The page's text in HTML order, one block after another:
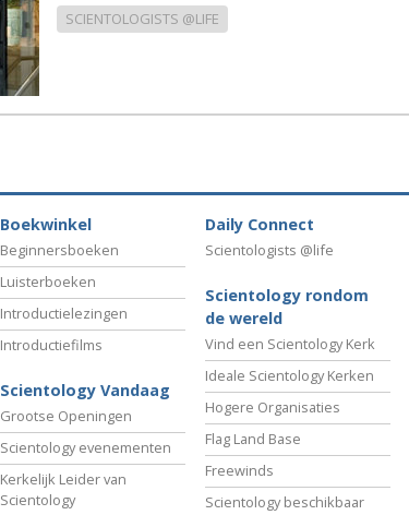
SCIENTOLOGISTS @LIFE
Boekwinkel
Beginnersboeken
Luisterboeken
Introductielezingen
Introductiefilms
Scientology Vandaag
Grootse Openingen
Scientology evenementen
Kerkelijk Leider van
Scientology
Daily Connect
Scientologists @life
Scientology rondom
de wereld
Vind een Scientology Kerk
Ideale Scientology Kerken
Hogere Organisaties
Flag Land Base
Freewinds
Scientology beschikbaar